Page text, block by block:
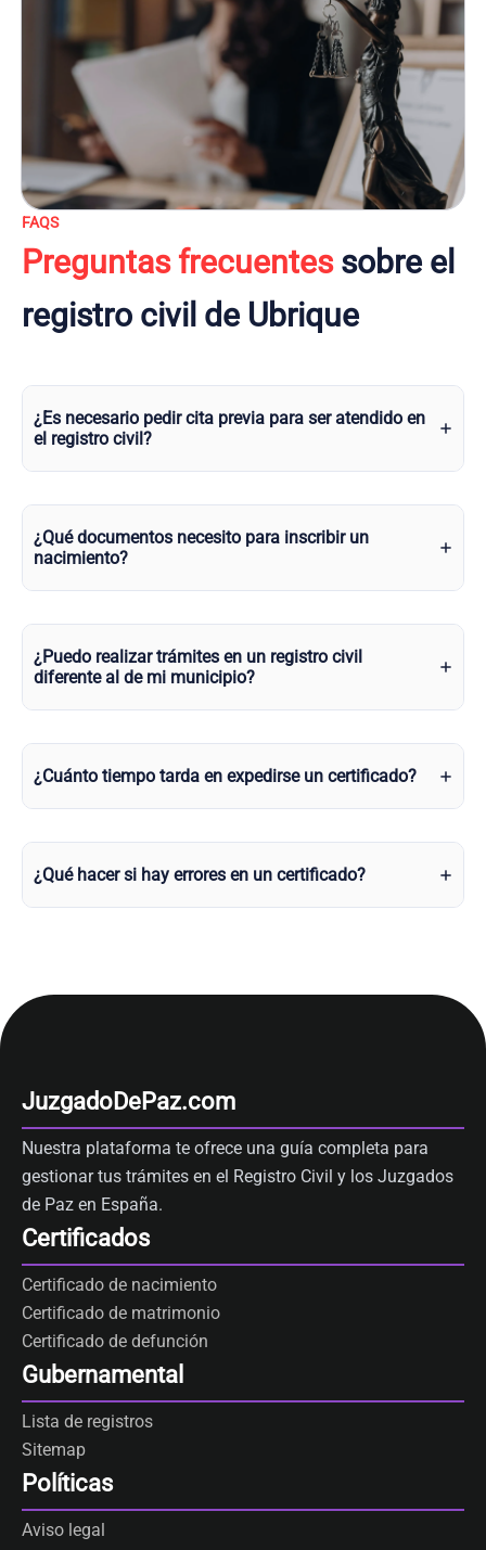
FAQS
Preguntas frecuentessobre el
registro civil de Ubrique
¿Es necesario pedir cita previa para ser atendido en
el registro civil?
¿Qué documentos necesito para inscribir un
nacimiento?
¿Puedo realizar trámites en un registro civil
diferente al de mi municipio?
¿Cuánto tiempo tarda en expedirse un certificado?
¿Qué hacer si hay errores en un certificado?
JuzgadoDePaz.com
Nuestra plataforma te ofrece una guía completa para
gestionar tus trámites en el Registro Civil y los Juzgados
de Paz en España.
Certificados
Certificado de nacimiento
Certificado de matrimonio
Certificado de defunción
Gubernamental
Lista de registros
Sitemap
Políticas
Aviso legal